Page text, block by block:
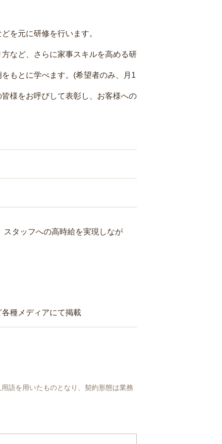
を元に研修を行います。
など、さらに家事スキルを高める研
もとに学べます。(希望者のみ、月1
様をお呼びして表彰し、お客様への
タッフへの高時給を実現しなが
種メディアにて掲載
語を用いたものとなり、契約形態は業務